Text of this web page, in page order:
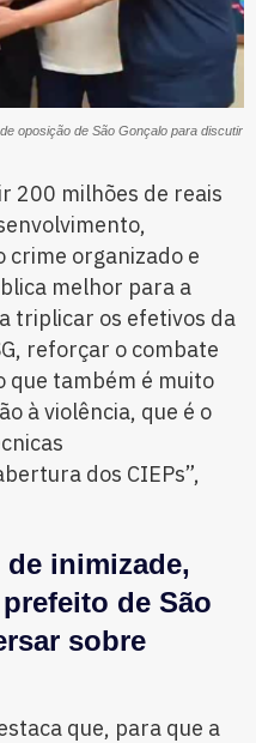
oposição de São Gonçalo para discutir
200 milhões de reais
organizado e
melhor para a
triplicar os efetivos da
reforçar o combate
que também é muito
à violência, que é o
dos CIEPs”,
inimizade,
de São
sobre
que, para que a